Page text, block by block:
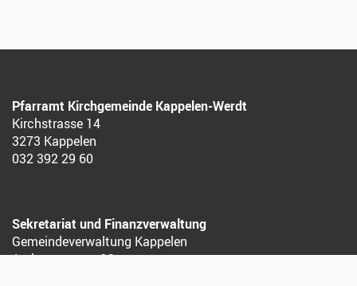
Pfarramt Kirchgemeinde Kappelen-Werdt
Kirchstrasse 14
3273 Kappelen
032 392 29 60
Sekretariat und Finanzverwaltung
Gemeindeverwaltung Kappelen
Aarbergstrasse 12